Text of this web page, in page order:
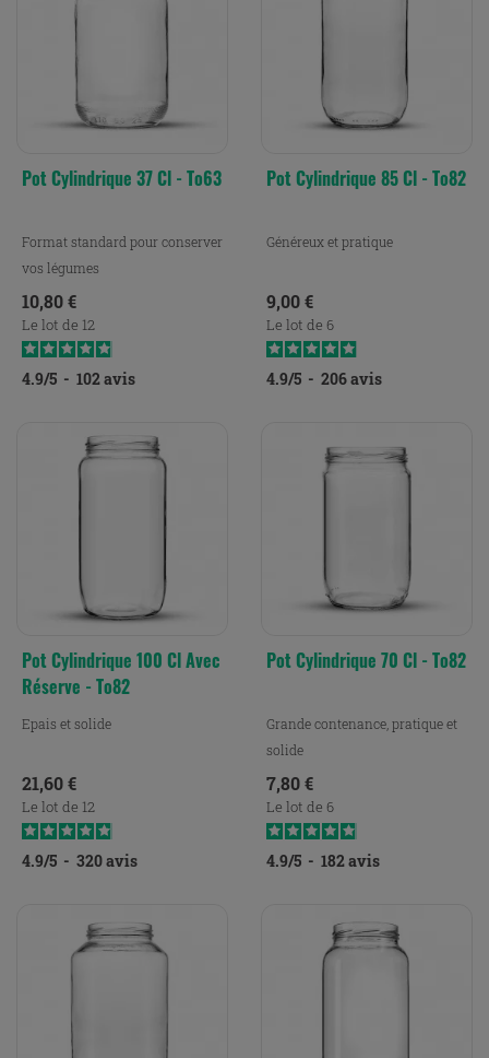
Pot Cylindrique 37 Cl - To63
Format standard pour conserver
vos légumes
Prix
10,80 €
Le lot de 12
4.9/5 - 102avis
Pot Cylindrique 85 Cl - To82
Généreux et pratique
Prix
9,00 €
Le lot de 6
4.9/5 - 206avis
Pot Cylindrique 100 Cl Avec
Réserve - To82
Epais et solide
Prix
21,60 €
Le lot de 12
4.9/5 - 320avis
Pot Cylindrique 70 Cl - To82
Grande contenance, pratique et
solide
Prix
7,80 €
Le lot de 6
4.9/5 - 182avis